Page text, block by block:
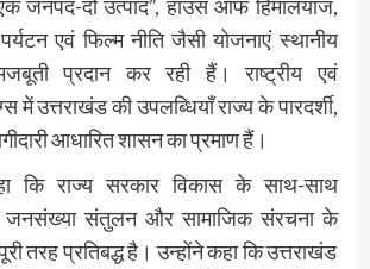
जनपद-दो उत्पाद”, हाउस ऑफ हिमालयाज,
एवं फिल्म नीति जैसी योजनाएं स्थानीय
प्रदान कर रही हैं। राष्ट्रीय एवं
में उत्तराखंड की उपलब्धियाँ राज्य के पारदर्शी,
आधारित शासन का प्रमाण हैं।
कि राज्य सरकार विकास के साथ-साथ
जनसंख्या संतुलन और सामाजिक संरचना के
तरह प्रतिबद्ध है। उन्होंने कहा कि उत्तराखंड